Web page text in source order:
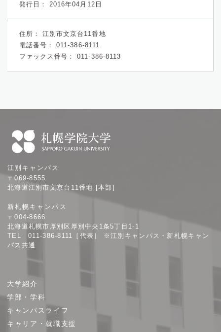
発行日： 2016年04月12日
住所：
江別市文京台11番地
電話番号：
011-386-8111
ファックス番号：
011-386-8113
幌
学
大
学
江別キャンパス
〒069-8555
北海道江別市文京台11番地 [本部]
新札幌キャンパス
〒004-8666
北海道札幌市厚別区厚別中央1条5丁目1-1
TEL 011-386-8111［代表］ ※江別キャンパス・新札幌キャン
パス共通
ト
大学紹介
学部・学科
キャンパスライフ
キャリア・就職支援